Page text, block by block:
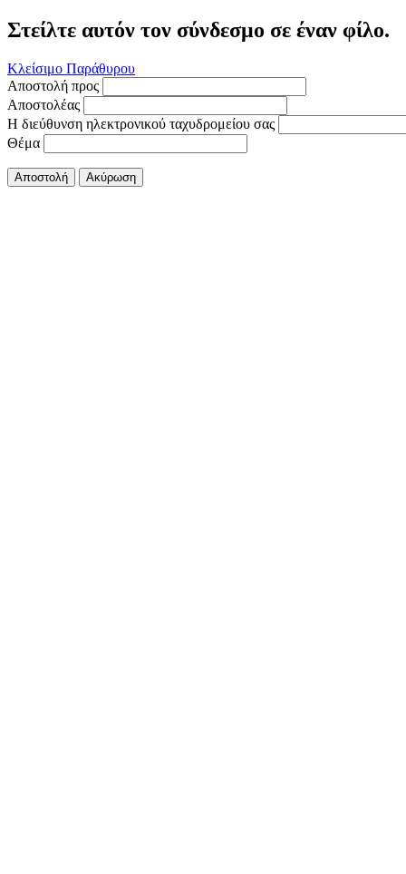
Στείλτε αυτόν τον σύνδεσμο σε έναν φίλο.
Κλείσιμο Παράθυρου
Αποστολή προς
Αποστολέας
Η διεύθυνση ηλεκτρονικού ταχυδρομείου σας
Θέμα
Αποστολή Ακύρωση